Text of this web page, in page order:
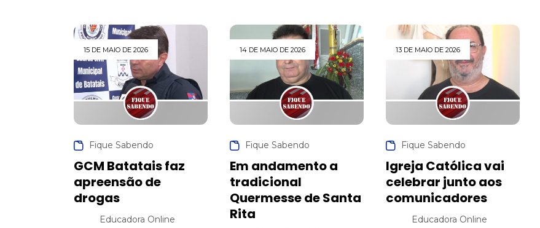
15 DE MAIO DE 2026
Fique Sabendo
GCM Batatais faz
apreensão de
drogas
Educadora Online
14 DE MAIO DE 2026
Fique Sabendo
Em andamento a
tradicional
Quermesse de Santa
Rita
13 DE MAIO DE 2026
Fique Sabendo
Igreja Católica vai
celebrar junto aos
comunicadores
Educadora Online